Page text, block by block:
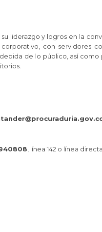
liderazgo y logros en la
con servidores
de lo público, así
, línea 142 o línea